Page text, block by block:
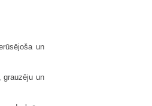
un
grauzēju un